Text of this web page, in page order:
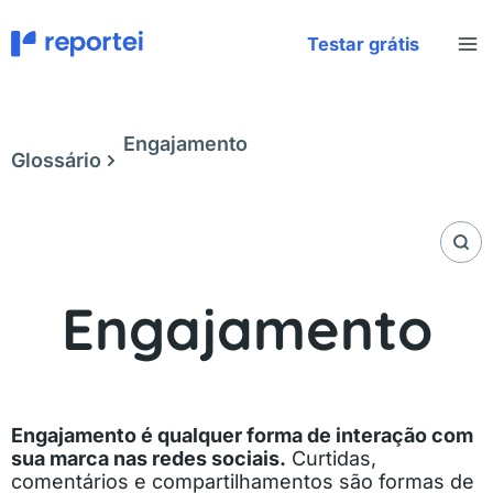
para
Testar grátis
Glossário
Engajamento
Engajamento
Engajamento é qualquer forma de interação com
sua marca nas redes sociais. Curtidas,
comentários e compartilhamentos são formas de